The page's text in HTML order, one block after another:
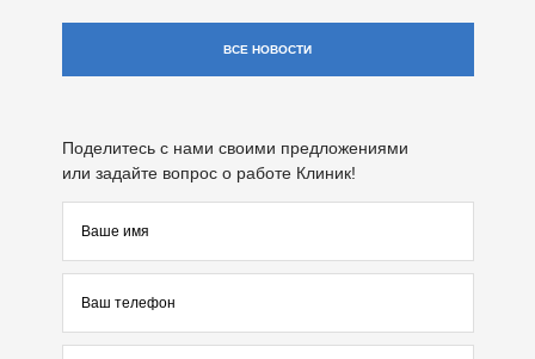
ВСЕ НОВОСТИ
Поделитесь с нами своими предложениями
или задайте вопрос о работе Клиник!